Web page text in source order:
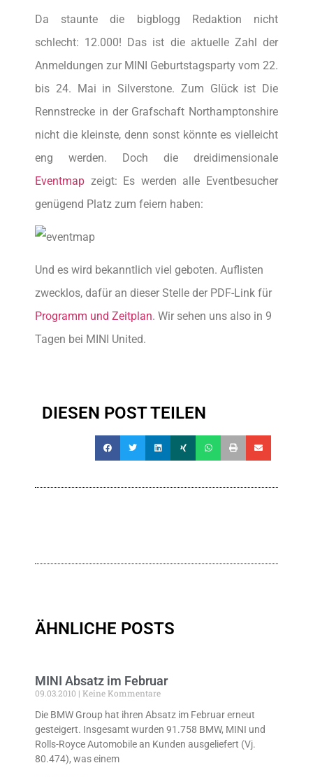
Da staunte die bigblogg Redaktion nicht
schlecht: 12.000! Das ist die aktuelle Zahl der
Anmeldungen zur MINI Geburtstagsparty vom 22.
bis 24. Mai in Silverstone. Zum Glück ist Die
Rennstrecke in der Grafschaft Northamptonshire
nicht die kleinste, denn sonst könnte es vielleicht
eng werden. Doch die dreidimensionale
Eventmap zeigt: Es werden alle Eventbesucher
genügend Platz zum feiern haben:
Und es wird bekanntlich viel geboten. Auflisten
zwecklos, dafür an dieser Stelle der PDF-Link für
Programm und Zeitplan. Wir sehen uns also in 9
Tagen bei MINI United.
DIESEN POST TEILEN
ÄHNLICHE POSTS
MINI Absatz im Februar
09.03.2010
Keine Kommentare
Die BMW Group hat ihren Absatz im Februar erneut
gesteigert. Insgesamt wurden 91.758 BMW, MINI und
Rolls-Royce Automobile an Kunden ausgeliefert (Vj.
80.474), was einem